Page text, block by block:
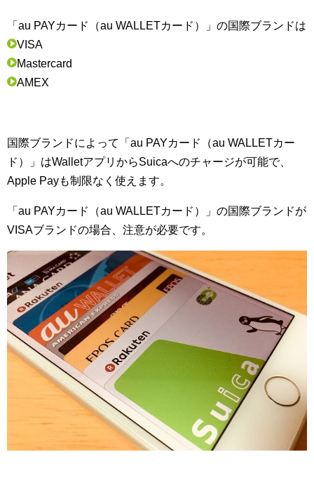
「au PAYカード（au WALLETカード）」の国際ブランドは
VISA
Mastercard
AMEX
国際ブランドによって「au PAYカード（au WALLETカー
ド）」はWalletアプリからSuicaへのチャージが可能で、
Apple Payも制限なく使えます。
「au PAYカード（au WALLETカード）」の国際ブランドが
VISAブランドの場合、注意が必要です。